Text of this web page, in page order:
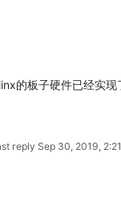
的板子硬件已经实
reply Sep 30, 2019,